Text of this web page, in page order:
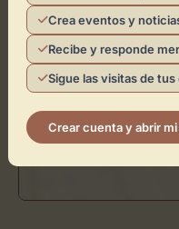
Toca el
Crea eventos y
Recibe y responde
Sigue las visitas de tus
Crear cuenta y abrir mi